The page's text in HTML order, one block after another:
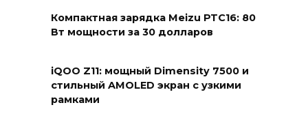
Компактная зарядка Meizu PTC16: 80
Вт мощности за 30 долларов
iQOO Z11: мощный Dimensity 7500 и
стильный AMOLED экран с узкими
рамками